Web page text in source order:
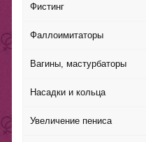
Фистинг
Фаллоимитаторы
Вагины, мастурбаторы
Насадки и кольца
Увеличение пениса